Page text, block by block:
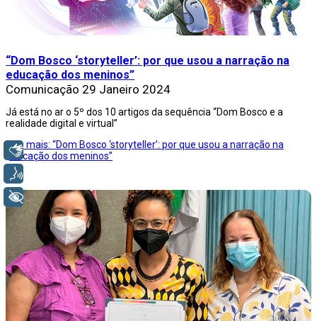
“Dom Bosco ‘storyteller’: por que usou a narração na
educação dos meninos”
Comunicação 29 Janeiro 2024
Já está no ar o 5º dos 10 artigos da sequência “Dom Bosco e a
realidade digital e virtual”
Leia mais: “Dom Bosco ‘storyteller’: por que usou a narração na
educação dos meninos”
Libras
+ Acessibilidade